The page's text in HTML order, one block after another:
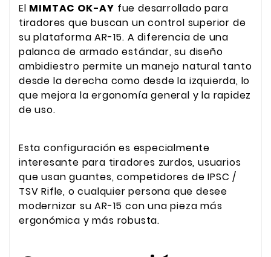
El MIMTAC OK-AY fue desarrollado para
tiradores que buscan un control superior de
su plataforma AR-15. A diferencia de una
palanca de armado estándar, su diseño
ambidiestro permite un manejo natural tanto
desde la derecha como desde la izquierda, lo
que mejora la ergonomía general y la rapidez
de uso.
Esta configuración es especialmente
interesante para tiradores zurdos, usuarios
que usan guantes, competidores de IPSC /
TSV Rifle, o cualquier persona que desee
modernizar su AR-15 con una pieza más
ergonómica y más robusta.